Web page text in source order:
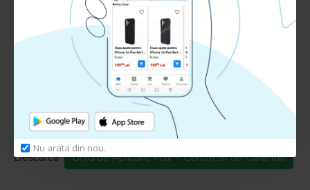
Nu arata din nou.
Nu sunt recenzii la acest produs.
Adauga Recenzie
autentifica-tesauinregistreaza un cont nou
pentru a putea lasa o recenzie
Ghid de Aplicare + Certificat Garantie
Descarca Ghid de Aplicare Folii + Certificat de Garantie